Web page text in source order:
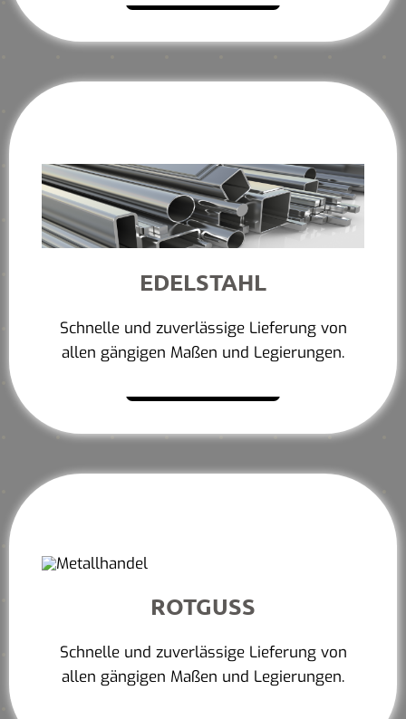
EDELSTAHL
Schnelle und zuverlässige Lieferung von
allen gängigen Maßen und Legierungen.
ROTGUSS
Schnelle und zuverlässige Lieferung von
allen gängigen Maßen und Legierungen.